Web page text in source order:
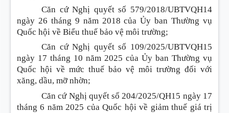
Căn cứ Nghị quyết số 579/2018/UBTVQH14
ngày 26 tháng 9 năm 2018 của Ủy ban Thường vụ
Quốc hội về Biểu thuế bảo vệ môi trường;
Căn cứ Nghị quyết số 109/2025/UBTVQH15
ngày 17 tháng 10 năm 2025 của Ủy ban Thường vụ
Quốc hội về mức thuế bảo vệ môi trường đối với
xăng, dầu, mỡ nhờn;
Căn cứ Nghị quyết số 204/2025/QH15 ngày 17
tháng 6 năm 2025 của Quốc hội về giảm thuế giá trị